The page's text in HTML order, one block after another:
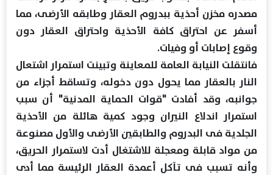
مصدره مخزن أحذية ببدروم العقار وطابقه الأرضى، مما
أسفر عن احتراق كافة الأحذية واحتراق العقار دون
وقوع إصابات أو وفيات.
فانتقلت النيابة العامة للمعاينة وتبينت استمرار اشتعال
النار بالعقار مما يحول دون دخوله، وتساقط أجزاء من
جوانبه، وقد أفادت "قوات الحماية المدنية" أن سبب
استمرار اندلاع النيران وجود كمية هائلة من الأحذية
الجلدية فى البدروم والطابقين الأرضى والأول مصنوعة
من مواد قابلة ومعجلة للاشتغال أدت لاستمرار الحريق،
وأنه تسبب فى تآكل أعمدة العقار الرئيسة مما أدى